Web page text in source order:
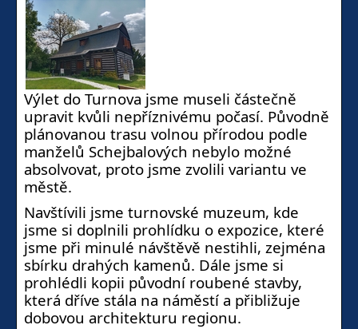
Výlet do Turnova jsme museli částečně
upravit kvůli nepříznivému počasí. Původně
plánovanou trasu volnou přírodou podle
manželů Schejbalových nebylo možné
absolvovat, proto jsme zvolili variantu ve
městě.
Navštívili jsme turnovské muzeum, kde
jsme si doplnili prohlídku o expozice, které
jsme při minulé návštěvě nestihli, zejména
sbírku drahých kamenů. Dále jsme si
prohlédli kopii původní roubené stavby,
která dříve stála na náměstí a přibližuje
dobovou architekturu regionu.